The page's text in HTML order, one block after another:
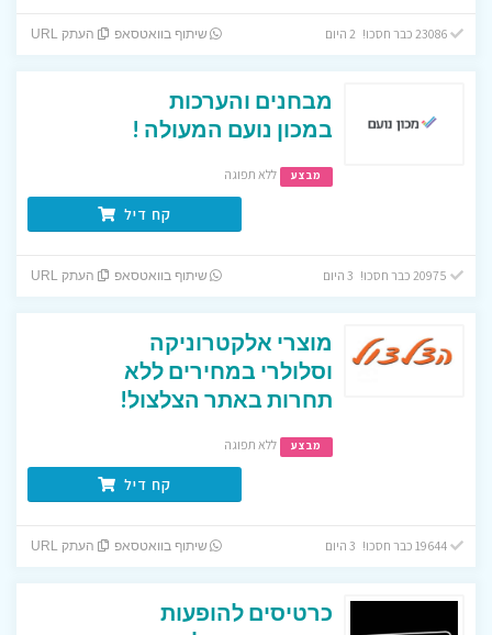
23086 כבר חסכו! 2 היום שיתוף בוואטסאפ העתק URL
מבחנים והערכות
במכון נועם המעולה !
מבצע ללא תפוגה
קח דיל
שיתוף בוואטסאפ העתק URL
מוצרי אלקטרוניקה
וסלולרי במחירים ללא
תחרות באתר הצלצול!
מבצע ללא תפוגה
קח דיל
19644 כבר חסכו! 3 היום שיתוף בוואטסאפ העתק URL
כרטיסים להופעות